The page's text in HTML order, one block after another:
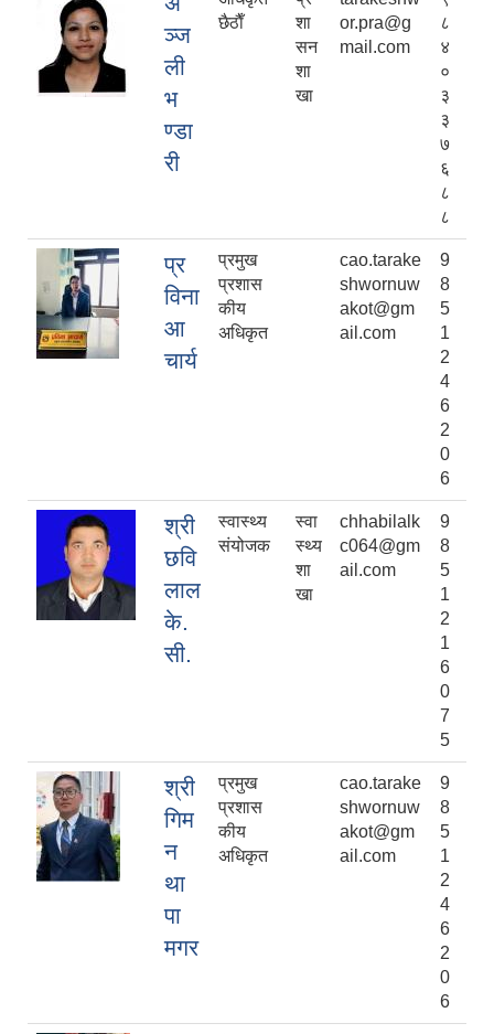
ञ्ज
ली
भ
ण्डा
री
छैठाैँ
शा
सन
शा
खा
or.pra@g
mail.com
८
४
०
३
३
७
६
८
८
प्र
विना
आ
चार्य
प्रमुख
प्रशास
कीय
अधिकृत
cao.tarake
shwornuw
akot@gm
ail.com
9
8
5
1
2
4
6
2
0
6
श्री
छवि
लाल
के.
सी.
स्वास्थ्य
संयोजक
स्वा
स्थ्य
शा
खा
chhabilalk
c064@gm
ail.com
9
8
5
1
2
1
6
0
7
5
श्री
गिम
न
था
पा
मगर
प्रमुख
प्रशास
कीय
अधिकृत
cao.tarake
shwornuw
akot@gm
ail.com
9
8
5
1
2
4
6
2
0
6